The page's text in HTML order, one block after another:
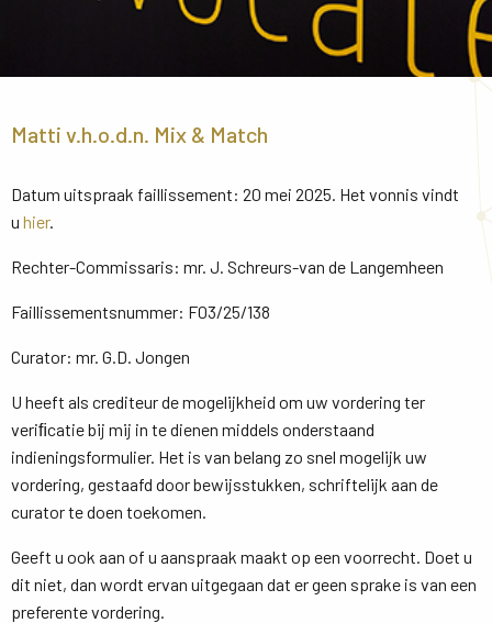
Matti v.h.o.d.n. Mix & Match
Datum uitspraak faillissement: 20 mei 2025. Het vonnis vindt
u hier.
Rechter-Commissaris: mr. J. Schreurs-van de Langemheen
Faillissementsnummer: F03/25/138
Curator: mr. G.D. Jongen
U heeft als crediteur de mogelijkheid om uw vordering ter
veriﬁcatie bij mij in te dienen middels onderstaand
indieningsformulier. Het is van belang zo snel mogelijk uw
vordering, gestaafd door bewijsstukken, schriftelijk aan de
curator te doen toekomen.
Geeft u ook aan of u aanspraak maakt op een voorrecht. Doet u
dit niet, dan wordt ervan uitgegaan dat er geen sprake is van een
preferente vordering.